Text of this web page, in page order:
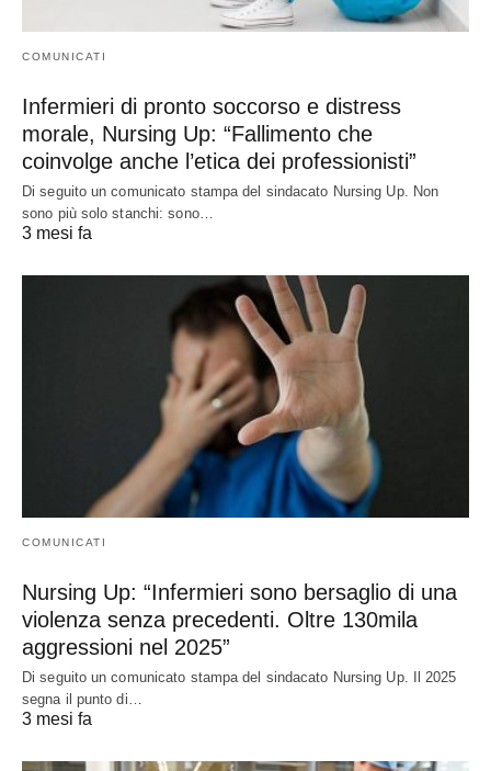
COMUNICATI
Infermieri di pronto soccorso e distress
morale, Nursing Up: “Fallimento che
coinvolge anche l’etica dei professionisti”
Di seguito un comunicato stampa del sindacato Nursing Up. Non
sono più solo stanchi: sono…
3 mesi fa
COMUNICATI
Nursing Up: “Infermieri sono bersaglio di una
violenza senza precedenti. Oltre 130mila
aggressioni nel 2025”
Di seguito un comunicato stampa del sindacato Nursing Up. Il 2025
segna il punto di…
3 mesi fa